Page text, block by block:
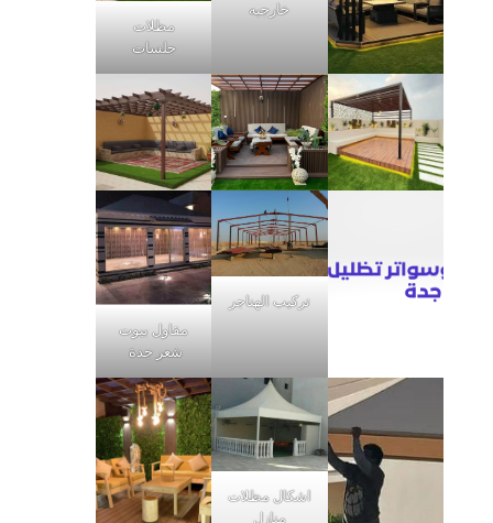
خارجيه
مظلات
جلسات
تركيب الهناجر
مقاول بيوت
شعر جدة
اشكال مظلات
منازل